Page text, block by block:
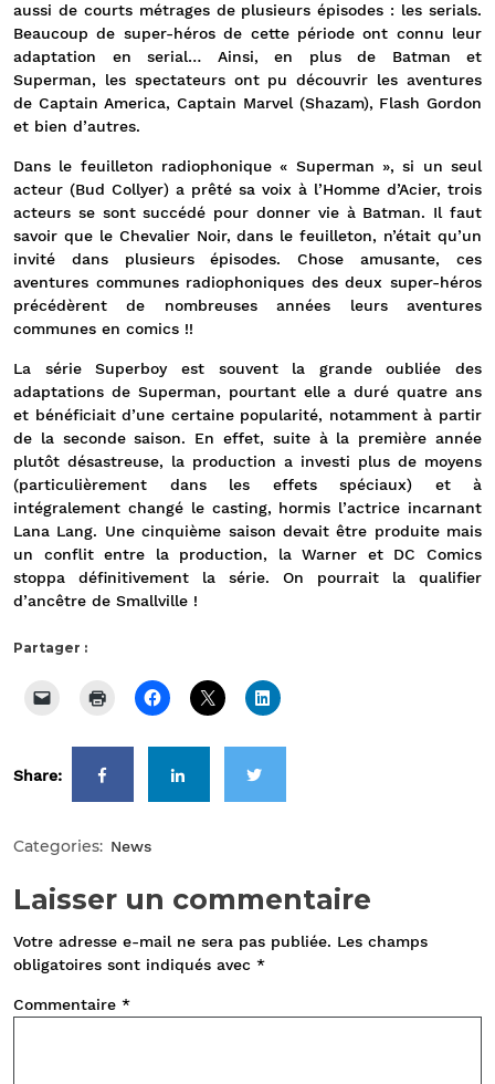
aussi de courts métrages de plusieurs épisodes : les serials.
Beaucoup de super-héros de cette période ont connu leur
adaptation en serial… Ainsi, en plus de Batman et
Superman, les spectateurs ont pu découvrir les aventures
de Captain America, Captain Marvel (Shazam), Flash Gordon
et bien d’autres.
Dans le feuilleton radiophonique « Superman », si un seul
acteur (Bud Collyer) a prêté sa voix à l’Homme d’Acier, trois
acteurs se sont succédé pour donner vie à Batman. Il faut
savoir que le Chevalier Noir, dans le feuilleton, n’était qu’un
invité dans plusieurs épisodes. Chose amusante, ces
aventures communes radiophoniques des deux super-héros
précédèrent de nombreuses années leurs aventures
communes en comics !!
La série Superboy est souvent la grande oubliée des
adaptations de Superman, pourtant elle a duré quatre ans
et bénéficiait d’une certaine popularité, notamment à partir
de la seconde saison. En effet, suite à la première année
plutôt désastreuse, la production a investi plus de moyens
(particulièrement dans les effets spéciaux) et à
intégralement changé le casting, hormis l’actrice incarnant
Lana Lang. Une cinquième saison devait être produite mais
un conflit entre la production, la Warner et DC Comics
stoppa définitivement la série. On pourrait la qualifier
d’ancêtre de Smallville !
Partager :
Share:
Categories: News
Laisser un commentaire
Votre adresse e-mail ne sera pas publiée. Les champs
obligatoires sont indiqués avec *
Commentaire *